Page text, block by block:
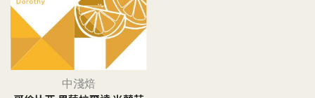
中淺焙